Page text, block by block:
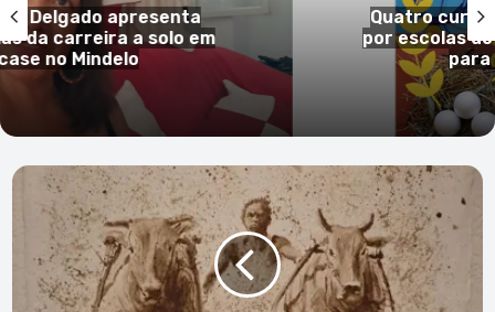
em
Quatro curtas-metragens
por escolas do Porto Novo
para o CineEco 2026
Talento
criatividade:
Artista
alemão
pinta